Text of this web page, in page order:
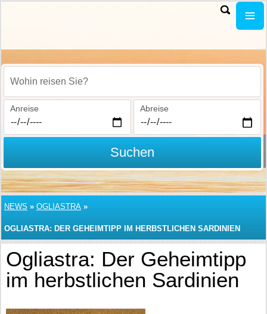
Wohin reisen Sie?
Anreise Abreise
Suchen
NEWS » OGLIASTRA »
OGLIASTRA: DER GEHEIMTIPP IM HERBSTLICHEN SARDINIEN
Ogliastra: Der Geheimtipp
im herbstlichen Sardinien